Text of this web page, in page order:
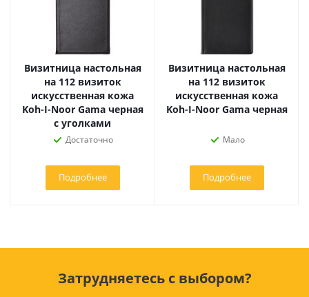
Визитница настольная
на 112 визиток
искусственная кожа
Koh-I-Noor Gama черная
с уголками
Достаточно
Подробнее
Визитница настольная
на 112 визиток
искусственная кожа
Koh-I-Noor Gama черная
Мало
Подробнее
Затрудняетесь с выбором?